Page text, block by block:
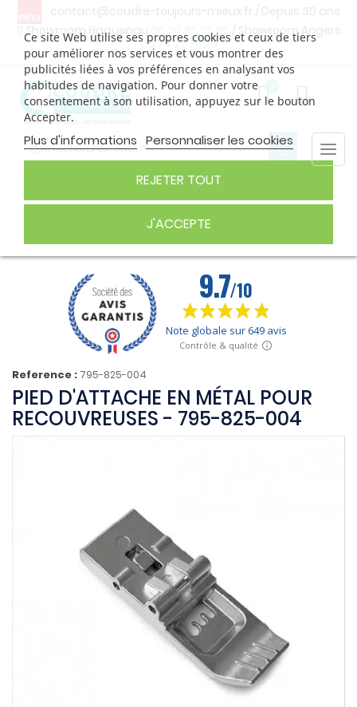
contact@coudre-toujours-mieux.fr / Depuis 30 ans
Showroom Haguenau
06 30 85 05 95
/ Showroom Angers
06 74 27 75 29
Ce site Web utilise ses propres cookies et ceux de tiers
pour améliorer nos services et vous montrer des
publicités liées à vos préférences en analysant vos
habitudes de navigation. Pour donner votre
consentement à son utilisation, appuyez sur le bouton
Accepter.
Plus d'informations Personnaliser les cookies
REJETER TOUT
J'ACCEPTE
ACCUEIL
Reference : 795-825-004
PIED D'ATTACHE EN MÉTAL POUR
RECOUVREUSES - 795-825-004